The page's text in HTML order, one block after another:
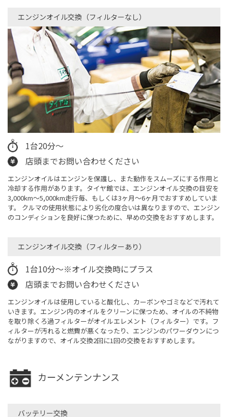
エンジンオイル交換（フィルターなし）​
1台20分～
店頭までお問い合わせください
エンジンオイルはエンジンを保護し、また動作をスムーズにする作用と
冷却する作用があります。タイヤ館では、エンジンオイル交換の目安を
3,000km～5,000km走行毎、もしくは3ヶ月〜6ヶ月でおすすめしていま
す。 クルマの使用状態により劣化の度合いは異なりますので、エンジン
のコンディションを良好に保つために、早めの交換をおすすめします。
エンジンオイル交換（フィルターあり）​
1台10分～※オイル交換時にプラス
店頭までお問い合わせください
エンジンオイルは使用していると酸化し、カーボンやゴミなどで汚れて
いきます。エンジン内のオイルをクリーンに保つため、オイルの不純物
を取り除くろ過フィルターがオイルエレメント（フィルター）です。フ
ィルターが汚れると燃費が悪くなったり、エンジンのパワーダウンにつ
ながりますので、オイル交換2回に1回の交換をおすすめします。
カーメンテンナンス
バッテリー交換